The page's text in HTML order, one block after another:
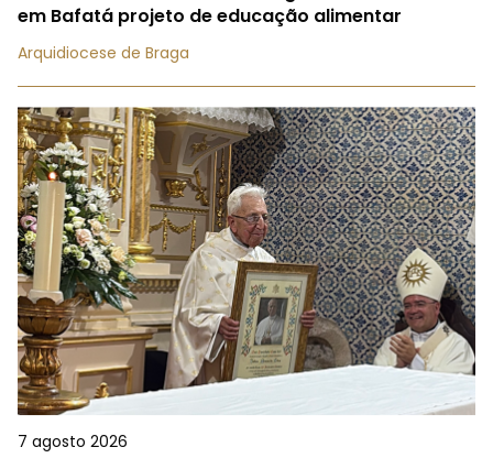
em Bafatá projeto de educação alimentar
Arquidiocese de Braga
7 agosto 2026